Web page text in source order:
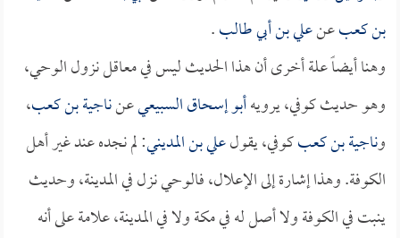
بن كعبعنعلي بن أبي طالب.
وهنا أيضاً علة أخرى أن هذا الحديث ليس في معاقل نزول الوحي،
وهو حديث كوفي، يرويهأبو إسحاق السبيعيعنناجية بن كعب،
وناجية بن كعبكوفي، يقولعلي بن المديني: لم نجده عند غير أهل
الكوفة. وهذا إشارة إلى الإعلال، فالوحي نزل في المدينة، وحديث
ينبت في الكوفة ولا أصل له في مكة ولا في المدينة، علامة على أنه